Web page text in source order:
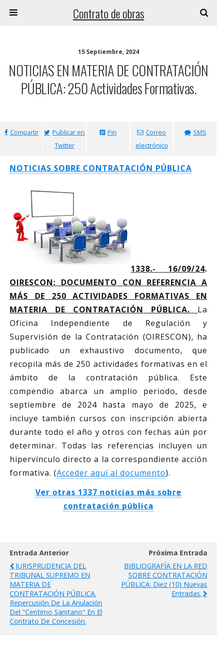
Contrato de obras
15 Septiembre, 2024
NOTICIAS EN MATERIA DE CONTRATACIÓN
PÚBLICA: 250 Actividades Formativas.
Compartir
Publicar en
Twitter
Pin
Correo
electrónico
SMS
NOTICIAS SOBRE CONTRATACIÓN PÚBLICA
1338.- 16/09/24.
OIRESCON: DOCUMENTO CON REFERENCIA A
MÁS DE 250 ACTIVIDADES FORMATIVAS EN
MATERIA DE CONTRATACIÓN PÚBLICA. La
Oficina Independiente de Regulación y
Supervisión de la Contratación (OIRESCON), ha
publicado un exhaustivo documento, que
recopila más de 250 actividades formativas en el
ámbito de la contratación pública. Este
compendio abarca un amplio periodo, desde
septiembre de 2024 hasta mayo de 2025, e
incluye también cursos con inscripción abierta
durante todo el año y otros con fechas aún por
determinar. Todas las referencias incluyen un
hipervínculo directo a la correspondiente acción
formativa. (Acceder aquí al documento).
Ver otras 1337 noticias más sobre
contratación pública
Entrada Anterior
JURISPRUDENCIA DEL
TRIBUNAL SUPREMO EN
MATERIA DE
CONTRATACIÓN PÚBLICA.
Repercusión De La Anulación
Del "centimo Sanitario" En El
Contrato De Concesión.
Próxima Entrada
BIBLIOGRAFÍA EN LA RED
SOBRE CONTRATACIÓN
PÚBLICA: Diez (10) Nuevas
Entradas.